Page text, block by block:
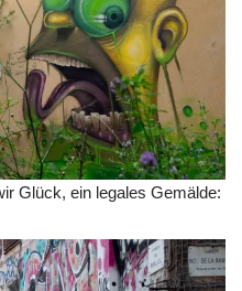
Glück, ein legales Gemälde: